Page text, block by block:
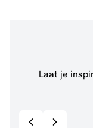
Laat je